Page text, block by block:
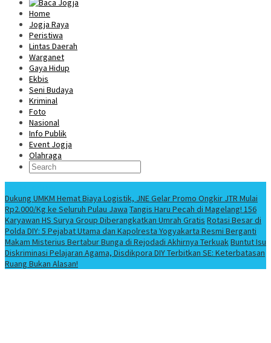
Home
Jogja Raya
Peristiwa
Lintas Daerah
Warganet
Gaya Hidup
Ekbis
Seni Budaya
Kriminal
Foto
Nasional
Info Publik
Event Jogja
Olahraga
Dukung UMKM Hemat Biaya Logistik, JNE Gelar Promo Ongkir JTR Mulai
Rp2.000/Kg ke Seluruh Pulau Jawa Tangis Haru Pecah di Magelang! 156
Karyawan HS Surya Group Diberangkatkan Umrah Gratis Rotasi Besar di
Polda DIY: 5 Pejabat Utama dan Kapolresta Yogyakarta Resmi Berganti
Makam Misterius Bertabur Bunga di Rejodadi Akhirnya TerkuakBuntut Isu
Diskriminasi Pelajaran Agama, Disdikpora DIY Terbitkan SE: Keterbatasan
Ruang Bukan Alasan!